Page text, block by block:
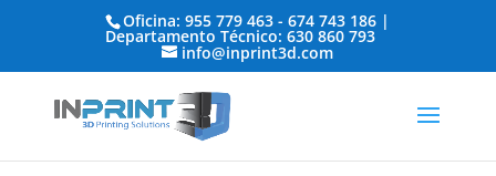
Oficina: 955 779 463 - 674 743 186 |
Departamento Técnico: 630 860 793
info@inprint3d.com